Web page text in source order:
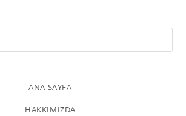
ANA SAYFA
HAKKIMIZDA